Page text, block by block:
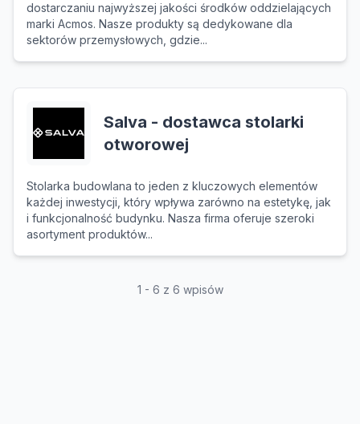
dostarczaniu najwyższej jakości środków oddzielających
marki Acmos. Nasze produkty są dedykowane dla
sektorów przemysłowych, gdzie...
Salva - dostawca stolarki
otworowej
Stolarka budowlana to jeden z kluczowych elementów
każdej inwestycji, który wpływa zarówno na estetykę, jak
i funkcjonalność budynku. Nasza firma oferuje szeroki
asortyment produktów...
1 - 6 z 6 wpisów